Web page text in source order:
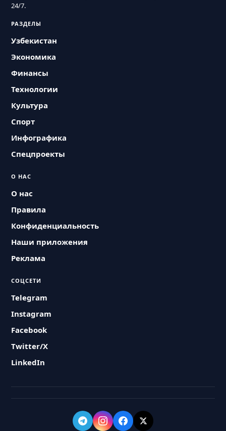
24/7.
РАЗДЕЛЫ
Узбекистан
Экономика
Финансы
Технологии
Культура
Спорт
Инфографика
Спецпроекты
О НАС
О нас
Правила
Конфиденциальность
Наши приложения
Реклама
СОЦСЕТИ
Telegram
Instagram
Facebook
Twitter/X
LinkedIn